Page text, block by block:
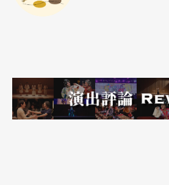
安全無垢的鏡框式人造舞台所營
影響，才能相信。同時也為了
眾有自己的體驗與詮釋，觀眾
驗。」